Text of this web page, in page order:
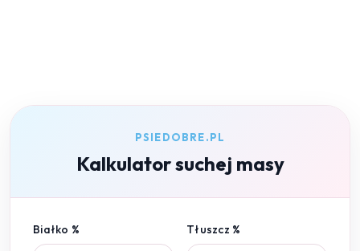
PSIEDOBRE.PL
Kalkulator suchej masy
Białko % Tłuszcz %